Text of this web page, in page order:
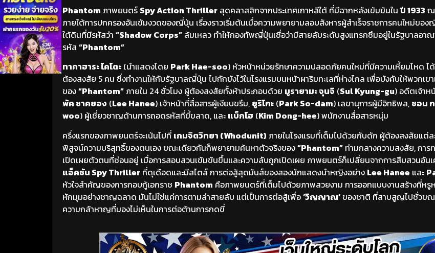
Phantom ภาพยนตร์ Spy Action Thriller สุดคลาสสิกจากประเทศเกาหลีใต้ ที่มีฉากหลังเข้มข้นในปี 1933 ณ
ภายใต้การปกครองอันเข้มงวดของญี่ปุ่น เรื่องราวเริ่มต้นเมื่อความพยายามลอบสังหารผู้สำเร็จราชการคนใหม่ข
ใต้ดินที่มีรหัสว่า “Shadow Corps” ล้มเหลว ทำให้กองทัพญี่ปุ่นเชื่อว่ามีสายลับระดับสูงแทรกซึมอยู่ในรัฐบาลอา
รหัส “Phantom”
ทาคาฮาระ ไคโตะ (นำแสดงโดย Park Hae-soo) หัวหน้าหน่วยรักษาความปลอดภัยคนใหม่ที่มีความเหี้ยมโหด ไ
ต้องสงสัย 5 คน ซึ่งทำงานให้กับรัฐบาลญี่ปุ่น ไปกักขังไว้ในโรงแรมบนหน้าผาริมทะเลที่ห่างไกล เพื่อบังคับให้พวกเ
ของ“Phantom” ภายใน 24 ชั่วโมง ผู้ต้องสงสัยทั้งห้าประกอบด้วย มูรายามะ จุนจิ (Sul Kyung-gu) อดีตเจ้า
พัค ชาคยอง (Lee Hanee) เจ้าหน้าที่สื่อสารผู้เงียบขรึม, ยูริโกะ (Park So-dam) เลขานุการผู้มีอิทธิพล,ชอน
woo) ผู้เชี่ยวชาญด้านการถอดรหัสที่ขี้ขลาด, และ แบ็กโฮ (Kim Dong-hee) พนักงานสื่อสารหนุ่ม
ครึ่งแรกของภาพยนตร์จะเน้นไปที่ เกมจิตวิทยา (Whodunit) ภายในโรงแรมที่เต็มไปด้วยกับดัก ผู้ต้องสงสัยแต่
พิสูจน์ความบริสุทธิ์ของตนเอง ขณะเดียวกันก็พยายามค้นหาตัวจริงของ“Phantom” ท่ามกลางความสงสัย, การ
เปิดเผยตัวตนที่ซ่อนอยู่ เมื่อการสอบสวนเข้มข้นขึ้นและความลับถูกเปิดเผย ภาพยนตร์ก็เปลี่ยนจากการสืบสวนอันเ
แอ็คชัน Spy Thriller ที่ดุเดือดและมีสไตล์ การต่อสู้สุดมันส์ของสองนักแสดงนำหญิงอย่าง Lee Hanee และ
หัวใจสำคัญของการกอบกู้เอกราช Phantom คือภาพยนตร์ที่เต็มไปด้วยภาพสวยงาม การออกแบบงานสร้างที่หรู
หักมุมอย่างชาญฉลาด มันไม่ใช่แค่การตามล่าสายลับ แต่เป็นการต่อสู้เพื่อ‘วิญญาณ’ ของชาติ ที่สาบสูญไปชั่วขณ
ความกล้าหาญที่มองไม่เห็นในการต่อต้านการกดขี่